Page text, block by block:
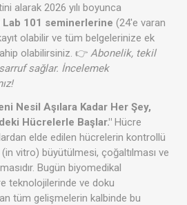
alarak 2026 yılı boyunca
Lab 101 seminerlerine (24'e varan
olabilir ve tüm belgelerinize ek
olabilirsiniz. 👉 Abonelik, tekil
sağlar. İncelemek
Nesil Aşılara Kadar Her Şey,
Hücrelerle Başlar." Hücre
elde edilen hücrelerin kontrollü
vitro) büyütülmesi, çoğaltılması ve
Bugün biyomedikal
teknolojilerinde ve doku
tüm gelişmelerin kalbinde bu